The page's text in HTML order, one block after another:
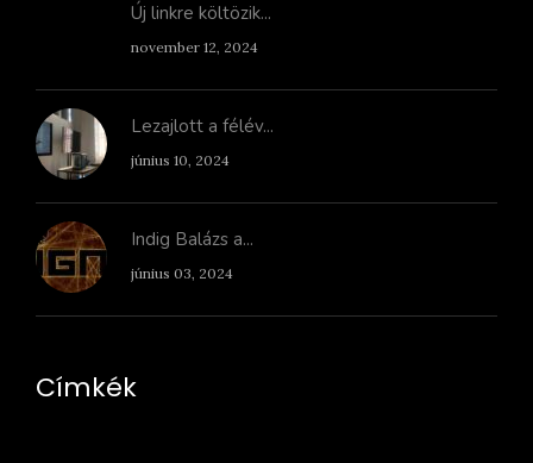
Új linkre költözik...
november 12, 2024
Lezajlott a félév...
június 10, 2024
Indig Balázs a...
június 03, 2024
Címkék